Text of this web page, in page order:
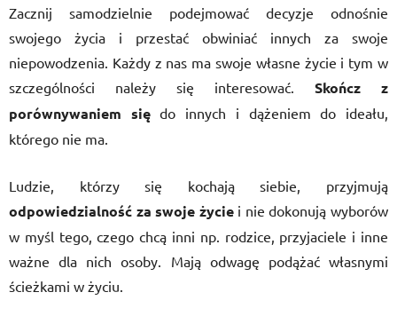
Zacznij samodzielnie podejmować decyzje odnośnie
swojego życia i przestać obwiniać innych za swoje
niepowodzenia. Każdy z nas ma swoje własne życie i tym w
szczególności należy się interesować. Skończ z
porównywaniem siędo innych i dążeniem do ideału,
którego nie ma.
Ludzie, którzy się kochają siebie, przyjmują
odpowiedzialność za swoje życiei nie dokonują wyborów
w myśl tego, czego chcą inni np. rodzice, przyjaciele i inne
ważne dla nich osoby. Mają odwagę podążać własnymi
ścieżkami w życiu.